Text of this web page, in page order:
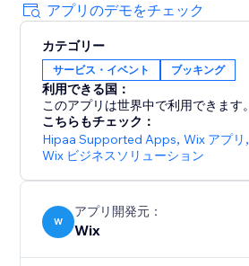
アプリのデモをチェック
カテゴリー
サービス・イベント ブッキング
利用できる国：
このアプリは世界中で利用できます。
こちらもチェック：
Hipaa Supported Apps,Wix アプリ ,
Wix ビジネスソリューション
W
アプリ開発元：
Wix